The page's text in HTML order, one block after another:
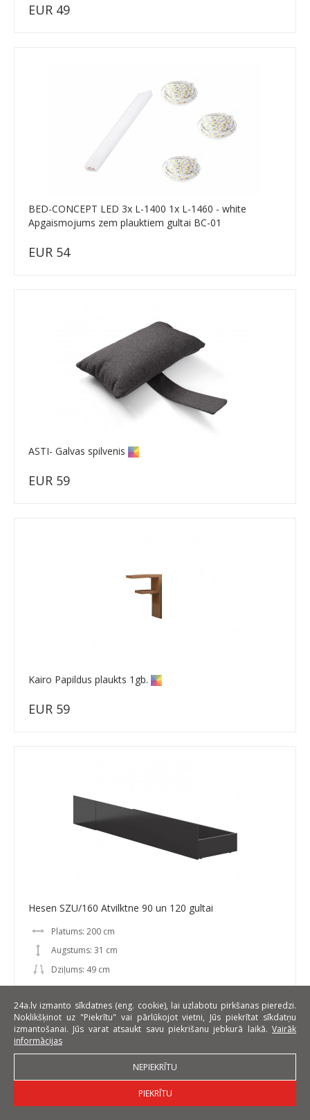
EUR 49
BED-CONCEPT LED 3x L-1400 1x L-1460 - white
Apgaismojums zem plauktiem gultai BC-01
EUR 54
ASTI- Galvas spilvenis
EUR 59
Kairo Papildus plaukts 1gb.
EUR 59
Hesen SZU/160 Atvilktne 90 un 120 gultai
Platums: 200 cm
Augstums: 31 cm
Dziļums: 49 cm
24a.lv izmanto sīkdatnes (eng. cookie), lai uzlabotu pirkšanas pieredzi.
Noklikšķinot uz "Piekrītu" vai pārlūkojot vietni, Jūs piekrītat sīkdatņu
izmantošanai. Jūs varat atsaukt savu piekrišanu jebkurā laikā. Vairāk
informācijas
NEPIEKRĪTU
PIEKRĪTU